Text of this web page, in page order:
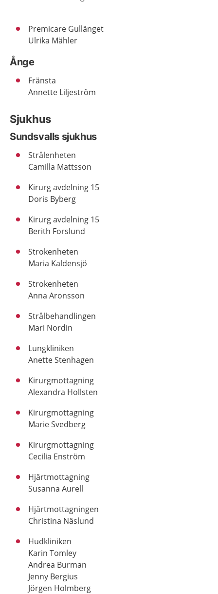
Premicare Gullänget
Ulrika Mähler
Ånge
Fränsta
Annette Liljeström
Sjukhus
Sundsvalls sjukhus
Strålenheten
Camilla Mattsson
Kirurg avdelning 15
Doris Byberg
Kirurg avdelning 15
Berith Forslund
Strokenheten
Maria Kaldensjö
Strokenheten
Anna Aronsson
Strålbehandlingen
Mari Nordin
Lungkliniken
Anette Stenhagen
Kirurgmottagning
Alexandra Hollsten
Kirurgmottagning
Marie Svedberg
Kirurgmottagning
Cecilia Enström
Hjärtmottagning
Susanna Aurell
Hjärtmottagningen
Christina Näslund
Hudkliniken
Karin Tomley
Andrea Burman
Jenny Bergius
Jörgen Holmberg